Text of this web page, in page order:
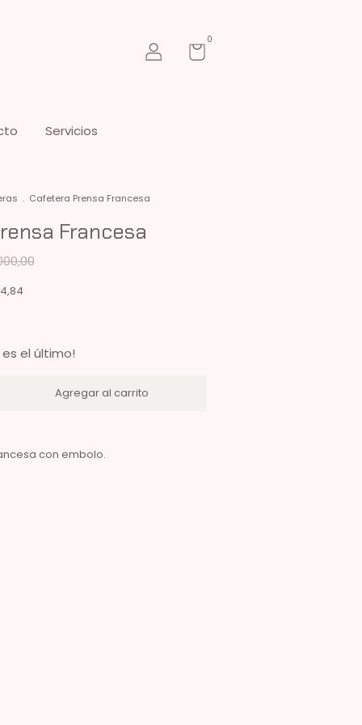
0
Servicios
. Cafetera Prensa Francesa
Francesa
es el último!
con embolo.